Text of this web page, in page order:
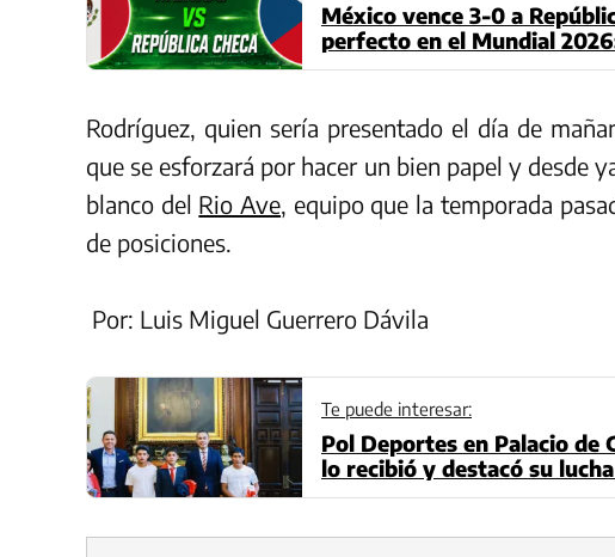
México vence 3-0 a
perfecto en el Mundial
Rodríguez, quien sería presentado el día de
que se esforzará por hacer un bien papel y desde
blanco del Rio Ave, equipo que la temporada
de posiciones.
Por: Luis Miguel Guerrero Dávila
Te puede interesar:
Pol Deportes en Palacio de
lo recibió y destacó su